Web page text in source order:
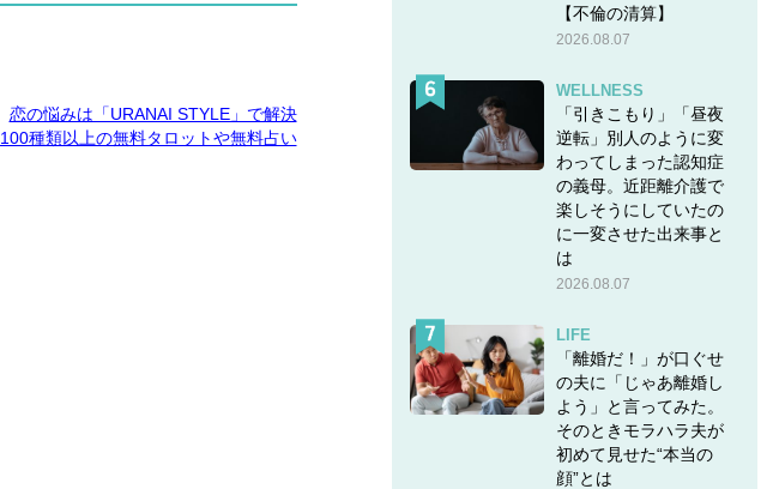
恋の悩みは「URANAI STYLE」で解決
100種類以上の無料タロットや無料占い
【不倫の清算】
2026.08.07
WELLNESS
「引きこもり」「昼夜
逆転」別人のように変
わってしまった認知症
の義母。近距離介護で
楽しそうにしていたの
に一変させた出来事と
は
2026.08.07
LIFE
「離婚だ！」が口ぐせ
の夫に「じゃあ離婚し
よう」と言ってみた。
そのときモラハラ夫が
初めて見せた“本当の
顔”とは